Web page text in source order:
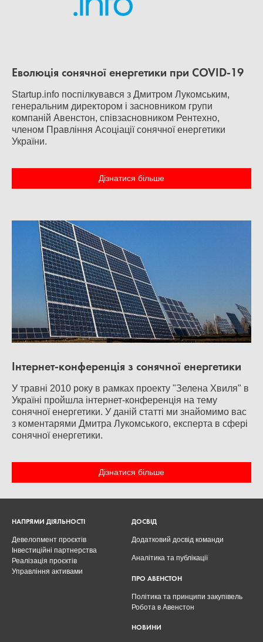
Еволюція сонячної енергетики при COVID-19
Startup.info поспілкувався з Дмитром Лукомським,
генеральним директором і засновником групи
компаній Авенстон, співзасновником Рентехно,
членом Правління Асоціації сонячної енергетики
України.
Дізнатися більше
Інтернет-конференція з сонячної енергетики
У травні 2010 року в рамках проекту "Зелена Хвиля" в
Україні пройшла інтернет-конференція на тему
сонячної енергетики. У даній статті ми знайомимо вас
з коментарями Дмитра Лукомського, експерта в сфері
сонячної енергетики.
Дізнатися більше
НАПРЯМИ ДІЯЛЬНОСТІ
Девелопмент проєктів
Інвестиційні партнерства
Реалізація проєктів
Управління активами
ДОСВІД
Додатковий досвід команди
Аналітика та публікації
ПРО АВЕНСТОН
Політика та принципи закупівель
Робота в Авенстон
НОВИНИ